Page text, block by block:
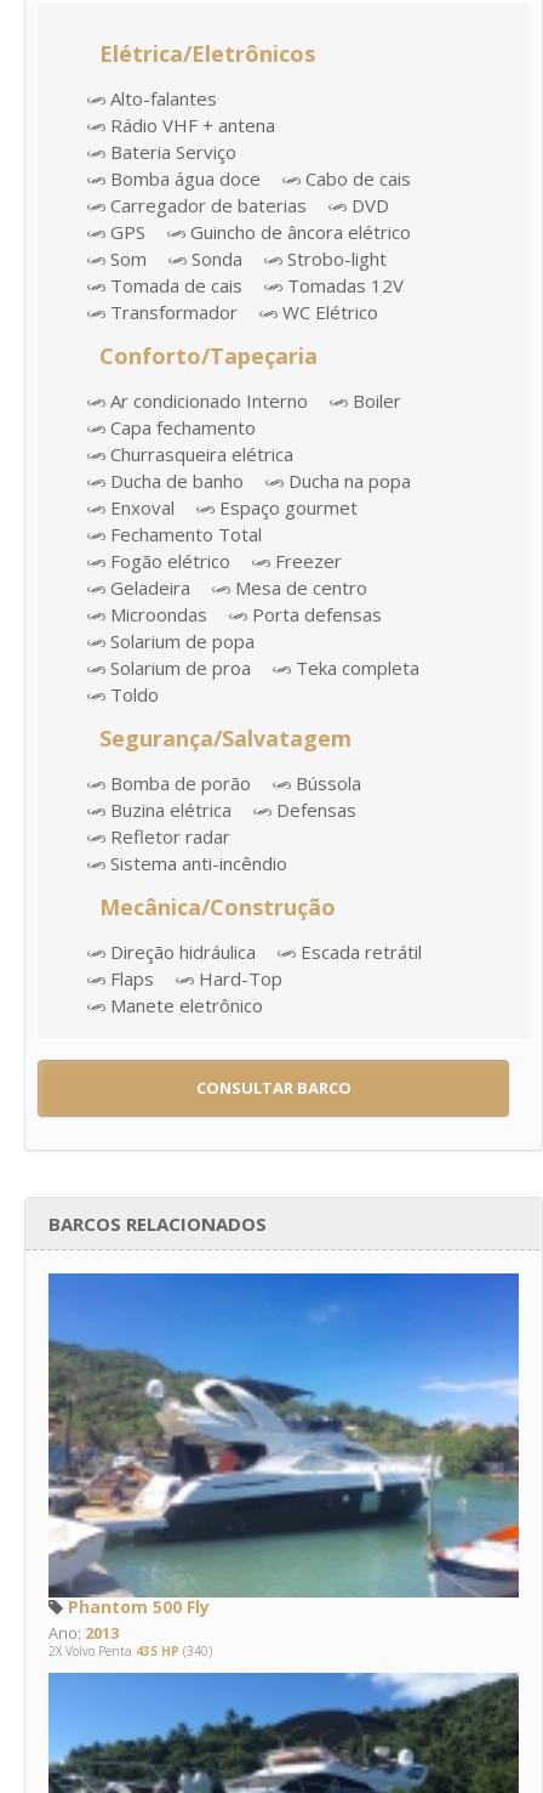
Elétrica/Eletrônicos
Alto-falantes
Rádio VHF + antena
Bateria Serviço
Bomba água doce
Cabo de cais
Carregador de baterias
DVD
GPS
Guincho de âncora elétrico
Som
Sonda
Strobo-light
Tomada de cais
Tomadas 12V
Transformador
WC Elétrico
Conforto/Tapeçaria
Ar condicionado Interno
Boiler
Capa fechamento
Churrasqueira elétrica
Ducha de banho
Ducha na popa
Enxoval
Espaço gourmet
Fechamento Total
Fogão elétrico
Freezer
Geladeira
Mesa de centro
Microondas
Porta defensas
Solarium de popa
Solarium de proa
Teka completa
Toldo
Segurança/Salvatagem
Bomba de porão
Bússola
Buzina elétrica
Defensas
Refletor radar
Sistema anti-incêndio
Mecânica/Construção
Direção hidráulica
Escada retrátil
Flaps
Hard-Top
Manete eletrônico
CONSULTAR BARCO
BARCOS RELACIONADOS
Phantom 500 Fly
Ano: 2013
2X Volvo Penta 435 HP (340)